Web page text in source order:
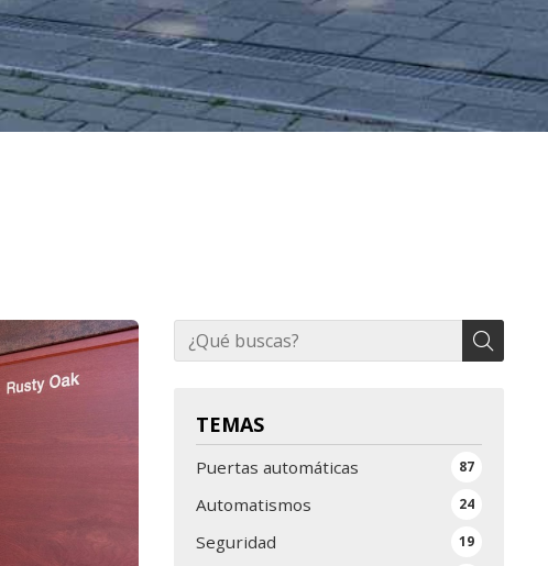
TEMAS
Puertas automáticas 87
Automatismos 24
Seguridad 19